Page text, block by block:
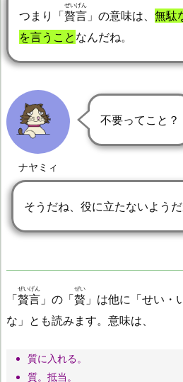
つまり「贅言
ぜいげん
」の意味は、 無駄
を言うこと なんだね。
ナヤミィ
不要ってこと？
そうだね、役に立たないようだ
「贅言
ぜいげん
」の「贅
ぜい
」は他に「せい・
な」とも読みます。意味は、
質に入れる。
質。抵当。